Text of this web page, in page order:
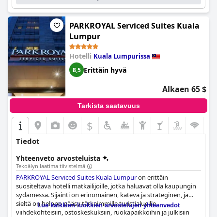
ympäristön, jossa on mukavuuksia kaikenikäisille. Avulias
henkilökunta ja kätevä pääsy ostoskeskukseen parantavat
entisestään perhekokemusta.
Kaiken kaikkiaan Pavilion Hotel Kuala Lumpur Managed by
Banyan Treeerottuu hyvin arvostettuna valintana matkailijoille,
jotka etsivät erinomaista sijaintia, erinomaista aamiaista,
mukavia huoneita ja huomaavaista palvelua.
mukavaa oleskelua Kuala Lumpurissa.
PARKROYAL Serviced Suites Kuala
Lumpur
Hotelli Kuala Lumpurissa
8,5 Erittäin hyvä
Alkaen 65 $
Tarkista saatavuus
$
Tiedot
Yhteenveto arvosteluista
Tekoälyn laatima tiivistelmä
PARKROYAL Serviced Suites Kuala Lumpuron erittäin
suositeltava hotelli matkailijoille, jotka haluavat olla kaupungin
sydämessä. Sijainti on erinomainen, kätevä ja strateginen, ja
sieltä on helppo pääsy tärkeimmille turistialueille,
viihdekohteisiin, ostoskeskuksiin, ruokapaikkoihin ja julkisiin
Lue kaikkien luokkien arvostelujen yhteenvedot